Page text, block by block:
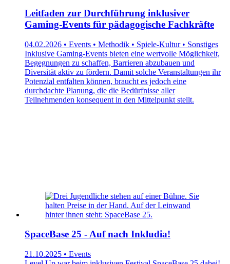
Leitfaden zur Durchführung inklusiver
Gaming-Events für pädagogische Fachkräfte
04.02.2026 • Events • Methodik • Spiele-Kultur • Sonstiges
Inklusive Gaming-Events bieten eine wertvolle Möglichkeit,
Begegnungen zu schaffen, Barrieren abzubauen und
Diversität aktiv zu fördern. Damit solche Veranstaltungen ihr
Potenzial entfalten können, braucht es jedoch eine
durchdachte Planung, die die Bedürfnisse aller
Teilnehmenden konsequent in den Mittelpunkt stellt.
SpaceBase 25 - Auf nach Inkludia!
21.10.2025 • Events